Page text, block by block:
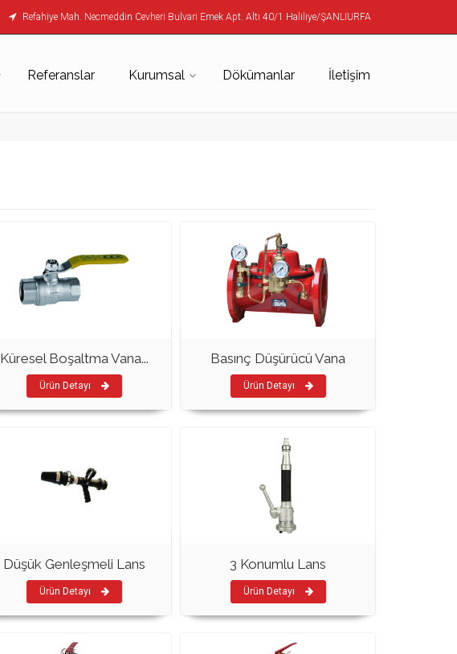
Refahiye Mah. Necmeddin Cevheri Bulvari Emek Apt. Altı 40/1 Haliliye/ŞANLIURFA
Referanslar Kurumsal Dökümanlar İletişim
Küresel Boşaltma Vana...
Ürün Detayı
Basınç Düşürücü Vana
Ürün Detayı
Düşük Genleşmeli Lans
Ürün Detayı
3 Konumlu Lans
Ürün Detayı